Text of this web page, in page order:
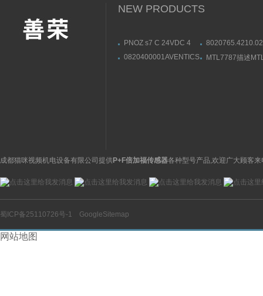
NEW PRODUCTS
PNOZ s7 C 24VDC 4
PILZ部件一览
海隆具体应用
0820400001AVENTICS
MTL7787描述
成都猫咪视频机电设备有限公司提供P+F倍加福传感器各种型号产品,欢迎广大顾客来
蜀ICP备25110726号-1 GoogleSitemap
网站地图